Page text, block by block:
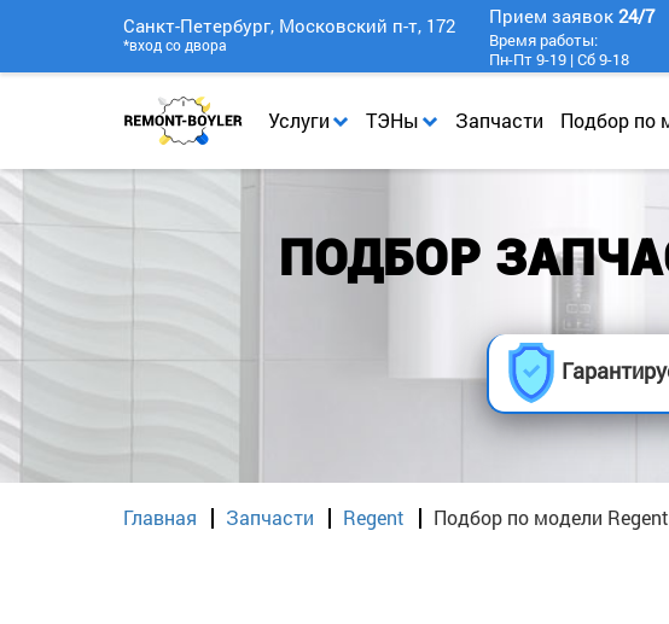
Услуги ТЭНы Запчасти Подбор по
Санкт-Петербург, Московский п-т, 172
*вход со двора
Прием заявок 24/7
Время работы:
Пн-Пт 9-19 | Сб 9-18
ПОДБОР
Главная Запчасти Regent Подбор по модели Regent